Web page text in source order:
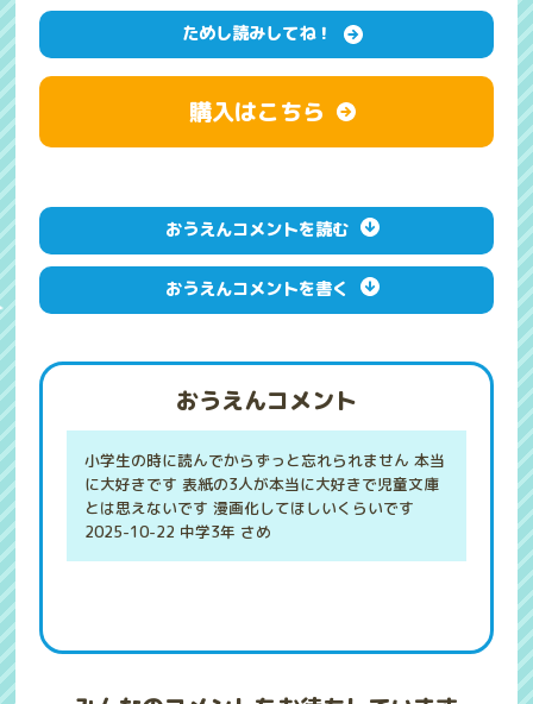
ためし読みしてね！
購入はこちら
おうえんコメントを読む
おうえんコメントを書く
おうえんコメント
小学生の時に読んでからずっと忘れられません 本当
に大好きです 表紙の3人が本当に大好きで児童文庫
とは思えないです 漫画化してほしいくらいです
2025-10-22 中学3年 さめ